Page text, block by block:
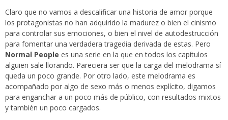
Claro que no vamos a descalificar una historia de amor porque
los protagonistas no han adquirido la madurez o bien el cinismo
para controlar sus emociones, o bien el nivel de autodestrucción
para fomentar una verdadera tragedia derivada de estas. Pero
Normal People es una serie en la que en todos los capítulos
alguien sale llorando. Pareciera ser que la carga del melodrama sí
queda un poco grande. Por otro lado, este melodrama es
acompañado por algo de sexo más o menos explícito, digamos
para enganchar a un poco más de público, con resultados mixtos
y también un poco cargados.